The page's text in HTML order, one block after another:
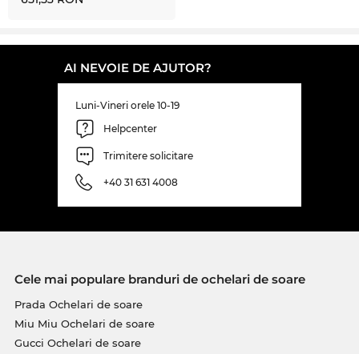
AI NEVOIE DE AJUTOR?
Luni-Vineri orele 10-19
Helpcenter
Trimitere solicitare
+40 31 631 4008
Cele mai populare branduri de ochelari de soare
Prada Ochelari de soare
Miu Miu Ochelari de soare
Gucci Ochelari de soare